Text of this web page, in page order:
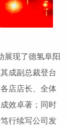
展现了德氢阜阳
成副总裁登台
店店长、全体
效卓著；同时
行续写公司发